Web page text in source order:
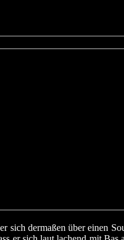
dermaßen über einen